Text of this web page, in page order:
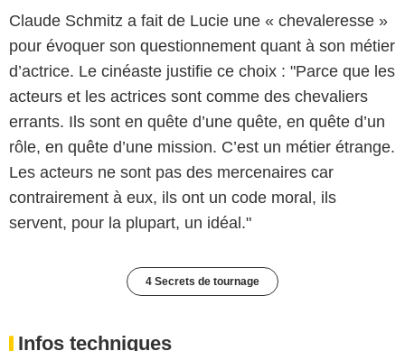
Claude Schmitz a fait de Lucie une « chevaleresse »
pour évoquer son questionnement quant à son métier
d’actrice. Le cinéaste justifie ce choix : "Parce que les
acteurs et les actrices sont comme des chevaliers
errants. Ils sont en quête d’une quête, en quête d’un
rôle, en quête d’une mission. C’est un métier étrange.
Les acteurs ne sont pas des mercenaires car
contrairement à eux, ils ont un code moral, ils
servent, pour la plupart, un idéal."
4 Secrets de tournage
Infos techniques